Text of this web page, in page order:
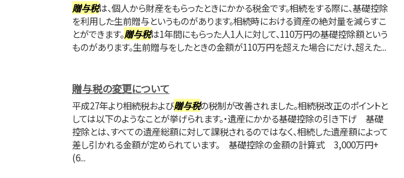
贈与税は、個人から財産をもらったときにかかる税金です。相続をする際に、基礎控除
を利用した生前贈与というものがあります。相続時における資産の絶対量を減らすこ
とができます。贈与税は1年間にもらった人1人に対して、110万円の基礎控除額という
ものがあります。生前贈与をしたときの金額が110万円を超えた場合にだけ、超えた...
贈与税の変更について
平成27年より相続税および贈与税の税制が改善されました。相続税改正のポイントと
しては以下のようなことが挙げられます。・遺産にかかる基礎控除の引き下げ 基礎
控除とは、すべての遺産総額に対して課税されるのではなく、相続した遺産額によって
差し引かれる金額が定められています。 基礎控除の金額の計算式 3,000万円+
(6...